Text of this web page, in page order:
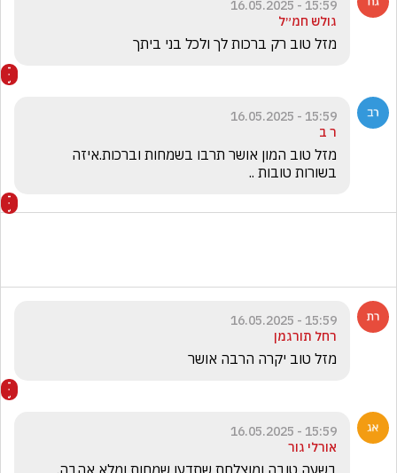
15:59 - 16.05.2025
גולש חמ״ל
‏מזל טוב רק ברכות לך ולכל בני ביתך
15:59 - 16.05.2025
ר ב
בשורות טובות ..
15:59 - 16.05.2025
רחל תורגמן
מזל טוב יקרה הרבה אושר
15:59 - 16.05.2025
אורלי גור
בשעה טובה ומוצלחת שתדעו שמחות ומלא אהבה.